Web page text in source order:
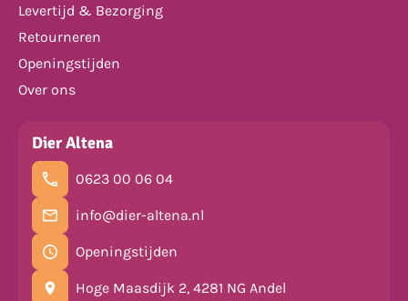
Levertijd & Bezorging
Retourneren
Openingstijden
Over ons
Dier Altena
0623 00 06 04
info@dier-altena.nl
Openingstijden
Hoge Maasdijk 2, 4281 NG Andel